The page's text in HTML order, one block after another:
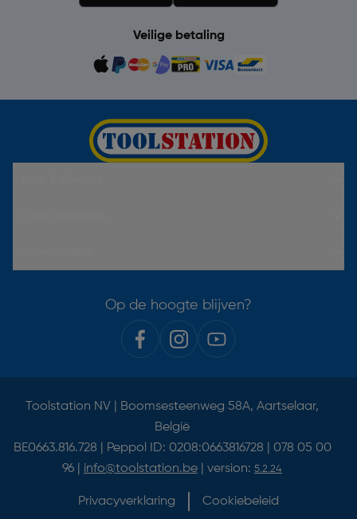
Veilige betaling
Op de hoogte blijven?
Toolstation NV | Boomsesteenweg 58A, Aartselaar,
België
BE0663.816.728 | Peppol ID: 0208:0663816728 | 078 05 00
96 | info@toolstation.be | version: 5.2.24
Privacyverklaring Cookiebeleid